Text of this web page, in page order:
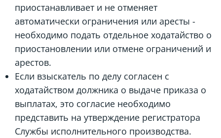
приостанавливает и не отменяет
автоматически ограничения или аресты -
необходимо подать отдельное ходатайство о
приостановлении или отмене ограничений и
арестов.
Если взыскатель по делу согласен с
ходатайством должника о выдаче приказа о
выплатах, это согласие необходимо
представить на утверждение регистратора
Службы исполнительного производства.